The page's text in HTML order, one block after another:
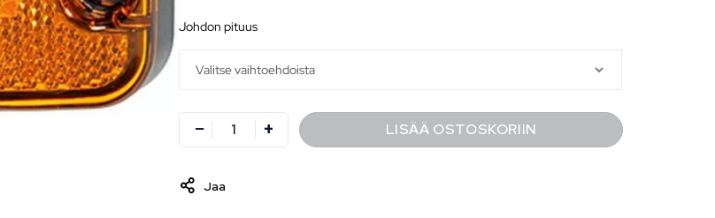
johdon pituus
LISÄÄ OSTOSKORIIN
Jaa